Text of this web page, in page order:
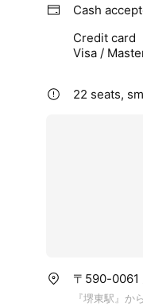
Cash
Credit card
Visa /
22 seats,
〒590-0061
『堺東駅』か